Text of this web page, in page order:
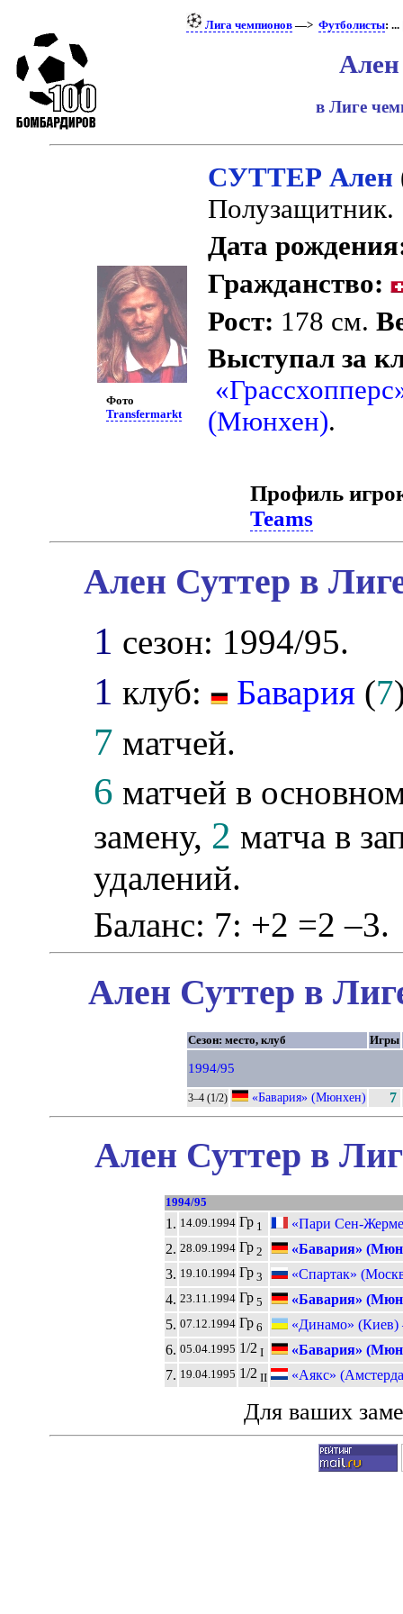
Лига чемпионов —>Футболисты:
Ален
в Лиге
Фото
Transfermarkt
СУТТЕР Ален
Полузащитник.
Дата
Гражданство:
Рост: 178 см.
Выступал за
(Мюнхен).
Профиль
Teams
Ален Суттер в
1 сезон: 1994/95.
1 клуб: Бавария (7
7 матчей.
6 матчей в
замену, 2 матча в
удалений.
Баланс: 7: +2 =2 –3.
Ален Суттер в
Сезон: место, клуб Игры
1994/95
3–4 (1/2) «Бавария» (Мюнхен) 7
Ален Суттер в
1994/95
1. 14.09.1994 Гр 1
«Пари Сен-
2. 28.09.1994 Гр 2
«Бавария»
3. 19.10.1994 Гр 3
«Спартак»
4. 23.11.1994 Гр 5
«Бавария»
5. 07.12.1994 Гр 6
«Динамо»
6. 05.04.1995 1/2 I
«Бавария»
7. 19.04.1995 1/2 II «Аякс»
Для ваших